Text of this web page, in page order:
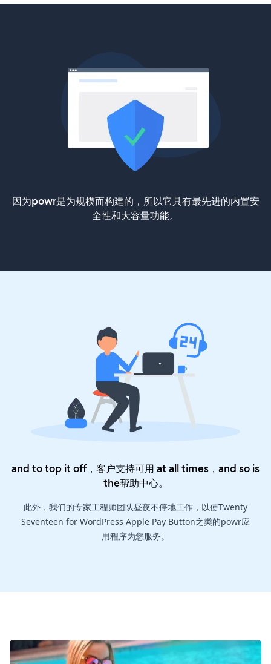
因为powr是为规模而构建的，所以它具有最先进的内置安
全性和大容量功能。
and to top it off，客户支持可用 at all times，and so is
the帮助中心。
此外，我们的专家工程师团队昼夜不停地工作，以使Twenty
Seventeen for WordPress Apple Pay Button之类的powr应
用程序为您服务。